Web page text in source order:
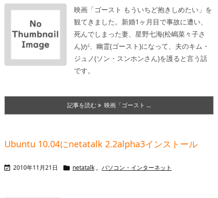
映画「ゴースト もういちど抱きしめたい」を
観てきました。 新婚1ヶ月目で事故に遭い、
死んでしまった妻、星野七海(松嶋菜々子さ
ん)が、幽霊(ゴースト)になって、夫のキム・
ジュノ(ソン・スンホンさん)を護ると言う話
です。
記事を読む 映画「ゴースト ...
Ubuntu 10.04にnetatalk 2.2alpha3インストール
 2010年11月21日  netatalk , パソコン・インターネット